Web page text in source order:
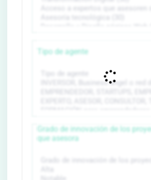
Tipo de agente
Grado de innovación de los
que asesora